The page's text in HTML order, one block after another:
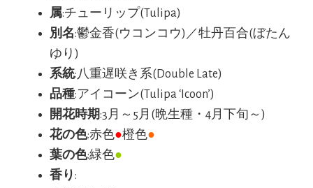
属:チューリップ(Tulipa)
別名:鬱金香(ウコンコウ)／牡丹百合(ぼたん
ゆり)
系統:八重遅咲き系(Double Late)
品種:アイコーン(Tulipa ‘Icoon’)
開花時期:3月～5月(晩生種・4月下旬～)
花の色:赤色●橙色●
葉の色:緑色●
香り: